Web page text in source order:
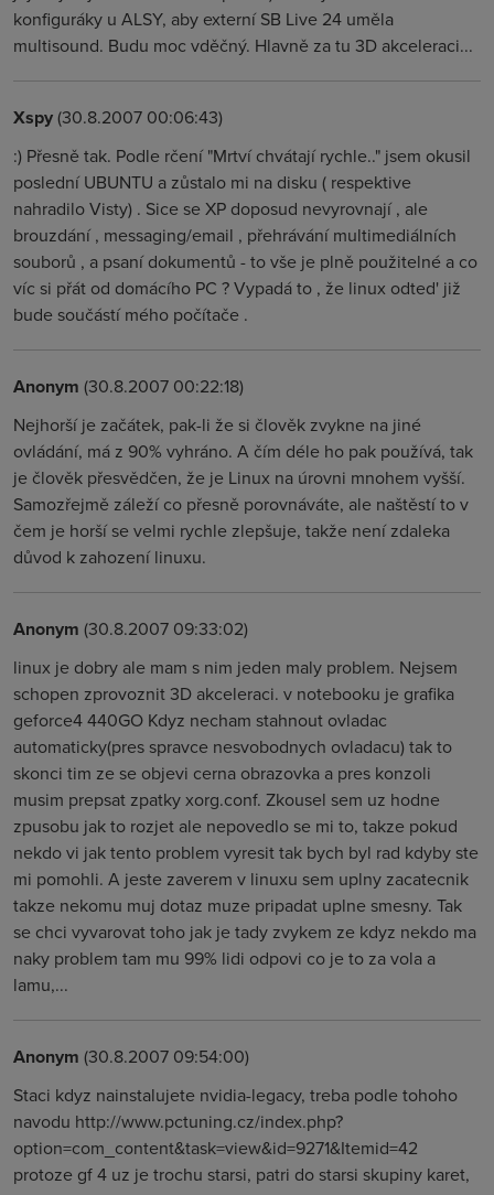
konfiguráky u ALSY, aby externí SB Live 24 uměla
multisound. Budu moc vděčný. Hlavně za tu 3D akceleraci...
Xspy(30.8.2007 00:06:43)
:) Přesně tak. Podle rčení "Mrtví chvátají rychle.." jsem okusil
poslední UBUNTU a zůstalo mi na disku ( respektive
nahradilo Visty) . Sice se XP doposud nevyrovnají , ale
brouzdání , messaging/email , přehrávání multimediálních
souborů , a psaní dokumentů - to vše je plně použitelné a co
víc si přát od domácího PC ? Vypadá to , že linux odted' již
bude součástí mého počítače .
Anonym (30.8.2007 00:22:18)
Nejhorší je začátek, pak-li že si člověk zvykne na jiné
ovládání, má z 90% vyhráno. A čím déle ho pak používá, tak
je člověk přesvědčen, že je Linux na úrovni mnohem vyšší.
Samozřejmě záleží co přesně porovnáváte, ale naštěstí to v
čem je horší se velmi rychle zlepšuje, takže není zdaleka
důvod k zahození linuxu.
Anonym (30.8.2007 09:33:02)
linux je dobry ale mam s nim jeden maly problem. Nejsem
schopen zprovoznit 3D akceleraci. v notebooku je grafika
geforce4 440GO Kdyz necham stahnout ovladac
automaticky(pres spravce nesvobodnych ovladacu) tak to
skonci tim ze se objevi cerna obrazovka a pres konzoli
musim prepsat zpatky xorg.conf. Zkousel sem uz hodne
zpusobu jak to rozjet ale nepovedlo se mi to, takze pokud
nekdo vi jak tento problem vyresit tak bych byl rad kdyby ste
mi pomohli. A jeste zaverem v linuxu sem uplny zacatecnik
takze nekomu muj dotaz muze pripadat uplne smesny. Tak
se chci vyvarovat toho jak je tady zvykem ze kdyz nekdo ma
naky problem tam mu 99% lidi odpovi co je to za vola a
lamu,...
Anonym (30.8.2007 09:54:00)
Staci kdyz nainstalujete nvidia-legacy, treba podle tohoho
navodu http://www.pctuning.cz/index.php?
option=com_content&task=view&id=9271&Itemid=42
protoze gf 4 uz je trochu starsi, patri do starsi skupiny karet,